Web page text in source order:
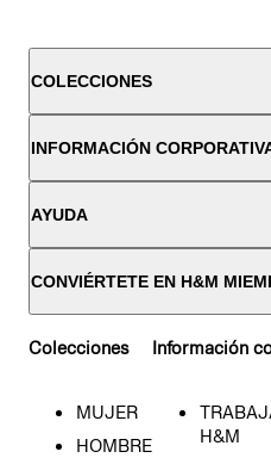
COLECCIONES
INFORMACIÓN
AYUDA
CONVIÉRTETE EN H&M
Colecciones
MUJER
HOMBRE
Información
H&M